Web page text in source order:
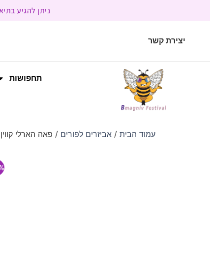
ניתן להגיע בתיאום מראש | בשעות
יצירת קשר
תחפושות
עמוד הבית/ אביזרים לפורים / פאה הארלי